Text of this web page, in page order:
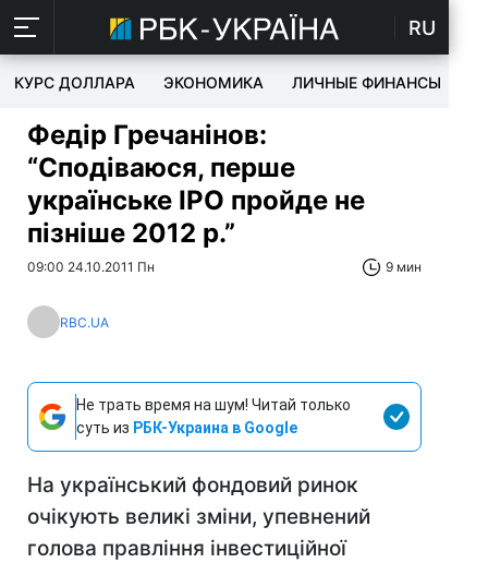
RU
КУРС ДОЛЛАРА ЭКОНОМИКА ЛИЧНЫЕ ФИНАНСЫ
Федір Гречанінов:
“Сподіваюся, перше
українське IPO пройде не
пізніше 2012 р.”
09:00 24.10.2011 Пн 9 мин
RBC.UA
Не трать время на шум! Читай только
суть из РБК-Украина в Google
На український фондовий ринок
очікують великі зміни, упевнений
голова правління інвестиційної